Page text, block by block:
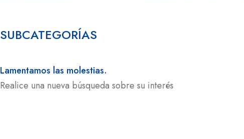
SUBCATEGORÍAS
Lamentamos las molestias.
Realice una nueva búsqueda sobre su interés